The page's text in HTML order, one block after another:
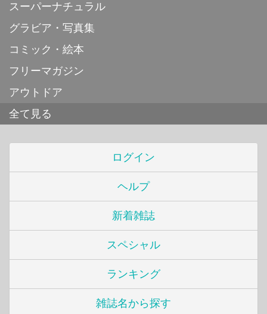
スーパーナチュラル
グラビア・写真集
コミック・絵本
フリーマガジン
アウトドア
全て見る
ログイン
ヘルプ
新着雑誌
スペシャル
ランキング
雑誌名から探す